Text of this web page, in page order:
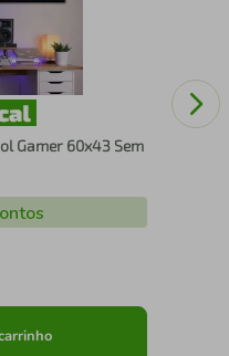
Gamer 60x43 Sem